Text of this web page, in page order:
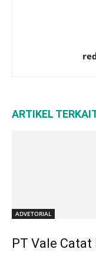
ARTIKEL
ADVETORIAL
PT Vale